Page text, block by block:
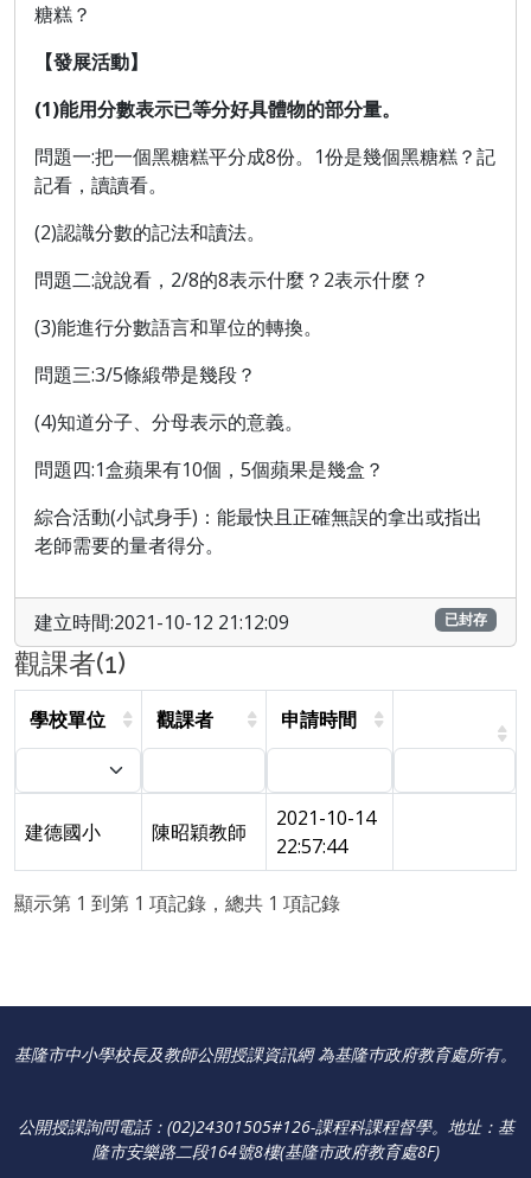
糖糕？
【發展活動】
(1)能用分數表示已等分好具體物的部分量。
問題一:把一個黑糖糕平分成8份。1份是幾個黑糖糕？記
記看，讀讀看。
(2)認識分數的記法和讀法。
問題二:說說看，2/8的8表示什麼？2表示什麼？
(3)能進行分數語言和單位的轉換。
問題三:3/5條緞帶是幾段？
(4)知道分子、分母表示的意義。
問題四:1盒蘋果有10個，5個蘋果是幾盒？
綜合活動(小試身手)： 能最快且正確無誤的拿出或指出
老師需要的量者得分。
建立時間:2021-10-12 21:12:09 已封存
觀課者(1)
學校單位 觀課者 申請時間
建德國小 陳昭穎教師
2021-10-14
22:57:44
顯示第 1 到第 1 項記錄，總共 1 項記錄
基隆市中小學校長及教師公開授課資訊網 為基隆巿政府教育處所有。
公開授課詢問電話：(02)24301505#126-課程科課程督學。 地址：基
隆市安樂路二段164號8樓(基隆市政府教育處8F)